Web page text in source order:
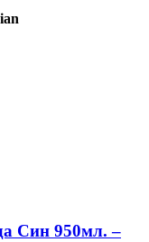
Син 950мл. –